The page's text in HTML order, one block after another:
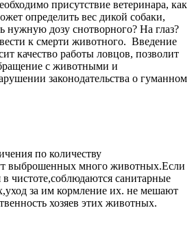
присутствие ветеринара, как
определить вес дикой собаки,
нужную дозу снотворного? На глаз?
к смерти животного. Введение
качество работы ловцов, позволит
с животными и
законодательства о гуманном
по количеству
выброшенных много животных.Если
чистоте,соблюдаются санитарные
за им кормление их. не мешают
хозяев этих животных.